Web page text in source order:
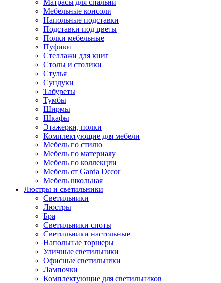
Матрасы для спальни
Мебельные консоли
Напольные подставки
Подставки под цветы
Полки мебельные
Пуфики
Стеллажи для книг
Столы и столики
Стулья
Сундуки
Табуреты
Тумбы
Ширмы
Шкафы
Этажерки, полки
Комплектующие для мебели
Мебель по стилю
Мебель по материалу
Мебель по коллекции
Мебель от Garda Decor
Мебель школьная
Люстры и светильники
Светильники
Люстры
Бра
Светильники споты
Светильники настольные
Напольные торшеры
Уличные светильники
Офисные светильники
Лампочки
Комплектующие для светильников